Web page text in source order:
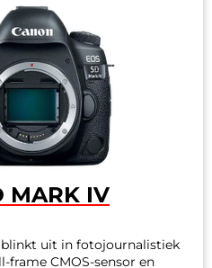
MARK IV
blinkt uit in fotojournalistiek
frame CMOS-sensor en